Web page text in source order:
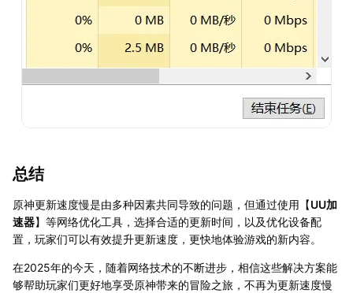
总结
原神更新速度慢是由多种因素共同导致的问题，但通过使用【UU加
速器】等网络优化工具，选择合适的更新时间，以及优化设备配
置，玩家们可以有效提升更新速度，更快地体验游戏的新内容。
在2025年的今天，随着网络技术的不断进步，相信这些解决方案能
够帮助玩家们更好地享受原神带来的冒险之旅，不再为更新速度慢